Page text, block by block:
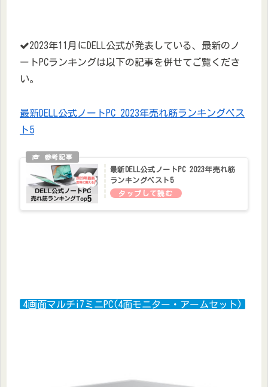
2023年11月にDELL公式が発表している、最新のノ
ートPCランキングは以下の記事を併せてご覧くださ
い。
最新DELL公式ノートPC 2023年売れ筋ランキングベス
ト5
最新DELL公式ノートPC 2023年売れ筋
ランキングベスト5
4画面マルチi7ミニPC(4面モニター・アームセット)